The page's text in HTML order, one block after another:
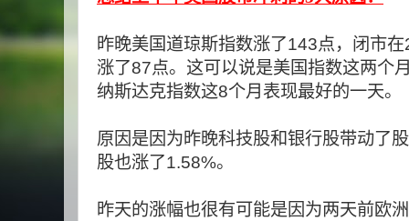
昨晚美国道琼斯指数涨了143点，闭市在
涨了87点。这可以说是美国指数这两个
纳斯达克指数这8个月表现最好的一天。
原因是因为昨晚科技股和银行股带动了
股也涨了1.58%。
昨天的涨幅也很有可能是因为两天前欧